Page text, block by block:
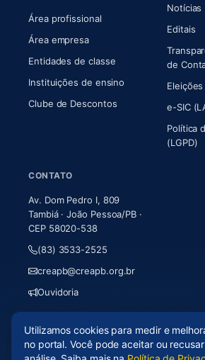
Área profissional
Área empresa
Entidades de classe
Instituições de ensino
Clube de Descontos
Notícias
Editais
de
e-SIC
Política
(LGPD)
CONTATO
Av. Dom Pedro I, 809
Tambiá · João Pessoa/PB ·
CEP 58020-538
(83) 3533-2525
creapb@creapb.org.br
Ouvidoria
© 2026 CREA-PB · Todos os direitos
Acessibilidade
Mapa do site· LGPD
Utilizamos cookies para medir e
no portal. Você pode aceitar ou